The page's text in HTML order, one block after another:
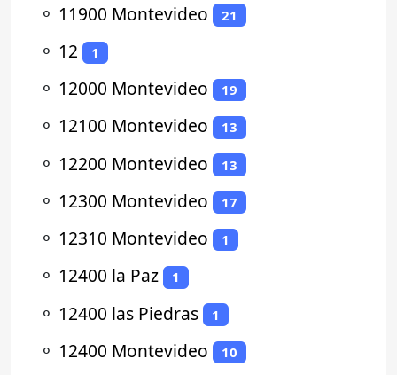
⚬ 11900 Montevideo 21
⚬ 12 1
⚬ 12000 Montevideo 19
⚬ 12100 Montevideo 13
⚬ 12200 Montevideo 13
⚬ 12300 Montevideo 17
⚬ 12310 Montevideo 1
⚬ 12400 la Paz 1
⚬ 12400 las Piedras 1
⚬ 12400 Montevideo 10